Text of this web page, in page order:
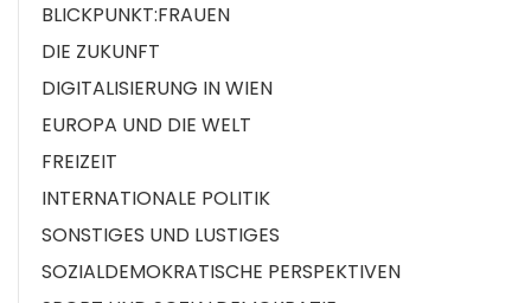
BLICKPUNKT:FRAUEN
DIE ZUKUNFT
DIGITALISIERUNG IN WIEN
EUROPA UND DIE WELT
FREIZEIT
INTERNATIONALE POLITIK
SONSTIGES UND LUSTIGES
SOZIALDEMOKRATISCHE PERSPEKTIVEN